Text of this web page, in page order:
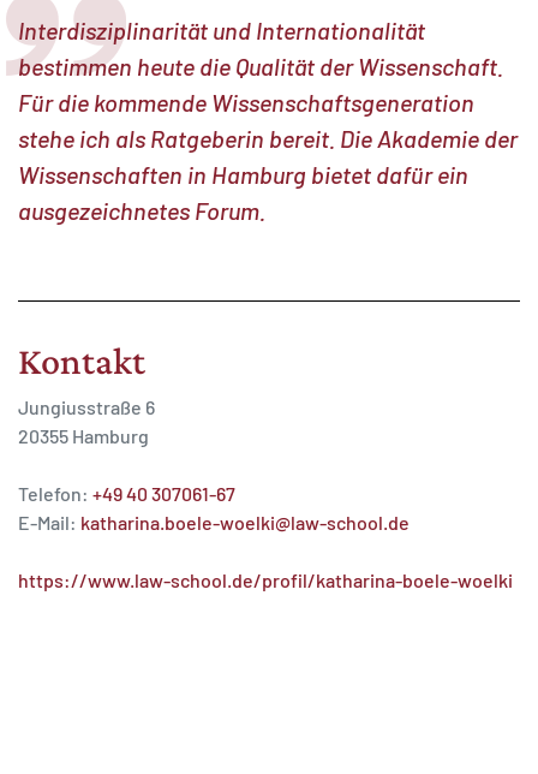
Interdisziplinarität und Internationalität
bestimmen heute die Qualität der Wissenschaft.
Für die kommende Wissenschaftsgeneration
stehe ich als Ratgeberin bereit. Die Akademie der
Wissenschaften in Hamburg bietet dafür ein
ausgezeichnetes Forum.
Kontakt
Jungiusstraße 6
20355 Hamburg
Telefon: +49 40 307061-67
E-Mail: katharina.boele-woelki@law-school.de
https://www.law-school.de/profil/katharina-boele-woelki